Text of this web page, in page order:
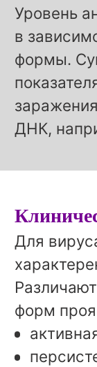
Уровень
в
формы.
ДНК,
Для
форм